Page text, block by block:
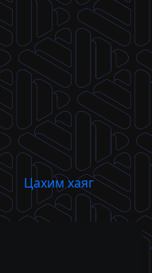
Цахим хаяг